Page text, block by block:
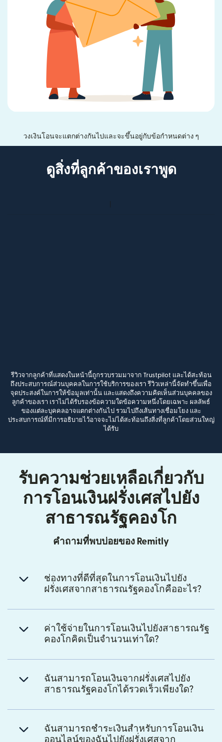
วงเงินโอนจะแตกต่างกันไปและจะขึ้นอยู่กับข้อกำหนดต่าง ๆ
ดูสิ่งที่ลูกค้าของเราพูด
รีวิวจากลูกค้าที่แสดงในหน้านี้ถูกรวบรวมมาจาก Trustpilot และได้สะท้อน
ถึงประสบการณ์ส่วนบุคคลในการใช้บริการของเรา รีวิวเหล่านี้จัดทำขึ้นเพื่อ
จุดประสงค์ในการให้ข้อมูลเท่านั้น และแสดงถึงความคิดเห็นส่วนบุคคลของ
ลูกค้าของเรา เราไม่ได้รับรองข้อความใดข้อความหนึ่งโดยเฉพาะ ผลลัพธ์
ของแต่ละบุคคลอาจแตกต่างกันไป รวมไปถึงเส้นทางเชื่อมโยง และ
ประสบการณ์ที่มีการอธิบายไว้อาจจะไม่ได้สะท้อนถึงสิ่งที่ลูกค้าโดยส่วนใหญ่
ได้รับ
รับความช่วยเหลือเกี่ยวกับ
การโอนเงินฝรั่งเศสไปยัง
สาธารณรัฐคองโก
คำถามที่พบบ่อยของ Remitly
ช่องทางที่ดีที่สุดในการโอนเงินไปยัง
ฝรั่งเศสจากสาธารณรัฐคองโกคืออะไร?
ค่าใช้จ่ายในการโอนเงินไปยังสาธารณรัฐ
คองโกคิดเป็นจำนวนเท่าใด?
ฉันสามารถโอนเงินจากฝรั่งเศสไปยัง
สาธารณรัฐคองโกได้รวดเร็วเพียงใด?
ฉันสามารถชำระเงินสำหรับการโอนเงิน
ออนไลน์ของฉันไปยังฝรั่งเศสจาก